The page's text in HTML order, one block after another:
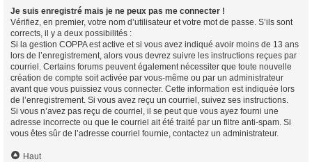
Je suis enregistré mais je ne peux pas me connecter !
Vérifiez, en premier, votre nom d’utilisateur et votre mot de passe. S’ils sont
corrects, il y a deux possibilités :
Si la gestion COPPA est active et si vous avez indiqué avoir moins de 13 ans
lors de l’enregistrement, alors vous devrez suivre les instructions reçues par
courriel. Certains forums peuvent également nécessiter que toute nouvelle
création de compte soit activée par vous-même ou par un administrateur
avant que vous puissiez vous connecter. Cette information est indiquée lors
de l’enregistrement. Si vous avez reçu un courriel, suivez ses instructions.
Si vous n’avez pas reçu de courriel, il se peut que vous ayez fourni une
adresse incorrecte ou que le courriel ait été traité par un filtre anti-spam. Si
vous êtes sûr de l’adresse courriel fournie, contactez un administrateur.
Haut